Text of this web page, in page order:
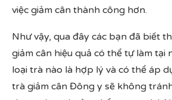
việc giảm cân thành công hơn.
Như vậy, qua đây các bạn đã biết
giảm cân hiệu quả có thể tự làm tại
loại trà nào là hợp lý và có thể áp
trà giảm cân Đông y sẽ không